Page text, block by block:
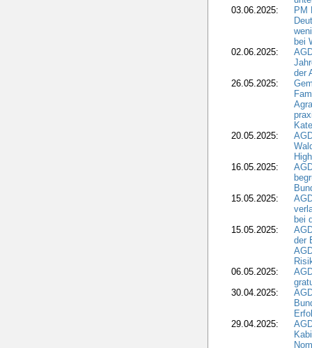
03.06.2025:
PM
bei
02.06.2025:
der
26.05.2025:
20.05.2025:
16.05.2025:
15.05.2025:
bei
15.05.2025:
der
06.05.2025:
30.04.2025:
29.04.2025: